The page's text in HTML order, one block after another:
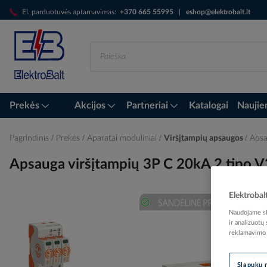
El. parduotuvės aptarnavimas: +370 665 55995 eshop@elektrobalt.lt
Skip
to
Content
Prekės Akcijos Partneriai Katalogai
Pagrindinis Prekės Aparatai moduliniai Viršįtampių apsaugos
Apsauga viršįtampių 3P C 20kA 2 tipo
the
end
Naudojame
ir analizuotų
reklamavimo
Slapukų